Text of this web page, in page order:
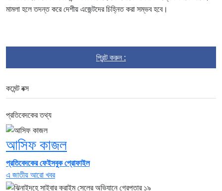
মামলা হলে তদন্ত করে দেশীয় এজেন্টদের চিহ্নিত করা সম্ভব হবে।
প্রিন্ট করুন :
কমেন্ট বক্স
প্রতিবেদকের তথ্য
আসিফ কাজল
প্রতিবেদকের ফেইসবুক প্রোফাইল
এ জাতীয় আরো খবর